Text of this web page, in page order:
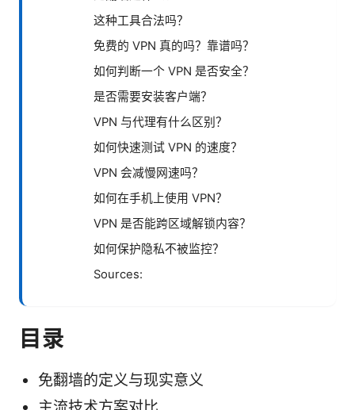
这种工具合法吗？
免费的 VPN 真的吗？靠谱吗？
如何判断一个 VPN 是否安全？
是否需要安装客户端？
VPN 与代理有什么区别？
如何快速测试 VPN 的速度？
VPN 会减慢网速吗？
如何在手机上使用 VPN？
VPN 是否能跨区域解锁内容？
如何保护隐私不被监控？
Sources:
目录
免翻墙的定义与现实意义